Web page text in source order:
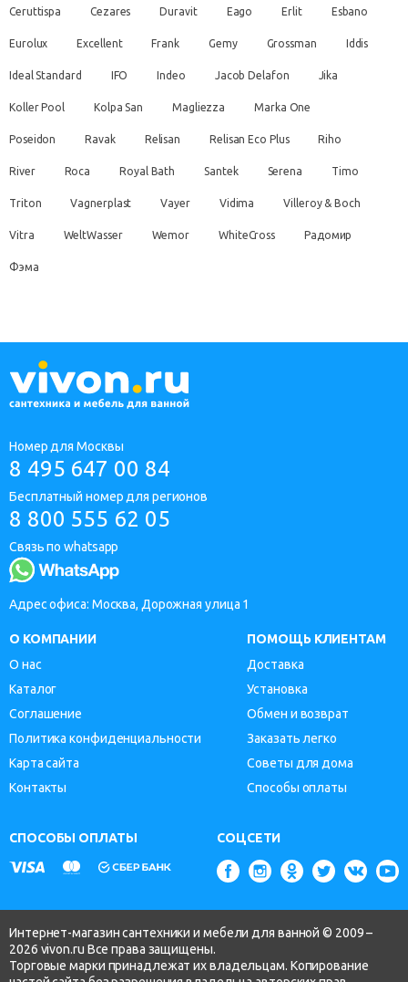
Ceruttispa Cezares Duravit Eago Erlit Esbano
Eurolux Excellent Frank Gemy Grossman Iddis
Ideal Standard IFO Indeo Jacob Delafon Jika
Koller Pool Kolpa San Magliezza Marka One
Poseidon Ravak Relisan Relisan Eco Plus Riho
River Roca Royal Bath Santek Serena Timo
Triton Vagnerplast Vayer Vidima Villeroy & Boch
Vitra WeltWasser Wemor WhiteCross Радомир
Фэма
Номер для Москвы
8 495 647 00 84
Бесплатный номер для регионов
8 800 555 62 05
Связь по whatsapp
Адрес офиса: Москва, Дорожная улица 1
О КОМПАНИИ
О нас
Каталог
Соглашение
Политика конфиденциальности
Карта сайта
Контакты
ПОМОЩЬ КЛИЕНТАМ
Доставка
Установка
Обмен и возврат
Заказать легко
Советы для дома
Способы оплаты
СПОСОБЫ ОПЛАТЫ СОЦСЕТИ
Интернет-магазин сантехники и мебели для ванной © 2009 –
2026 vivon.ru Все права защищены.
Торговые марки принадлежат их владельцам. Копирование